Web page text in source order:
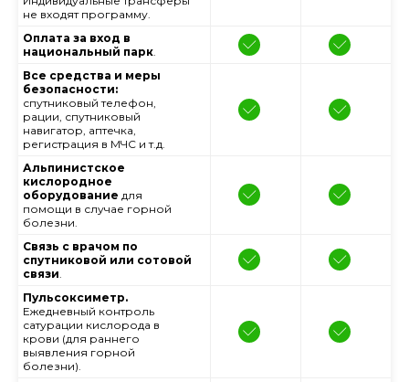
не входят программу.
Оплата за вход в
национальный парк.
Все средства и меры
безопасности:
спутниковый телефон,
рации, спутниковый
навигатор, аптечка,
регистрация в МЧС и т.д.
Альпинистское
кислородное
оборудование для
помощи в случае горной
болезни.
Связь с врачом по
спутниковой или сотовой
связи.
Пульсоксиметр.
Ежедневный контроль
сатурации кислорода в
крови (для раннего
выявления горной
болезни).